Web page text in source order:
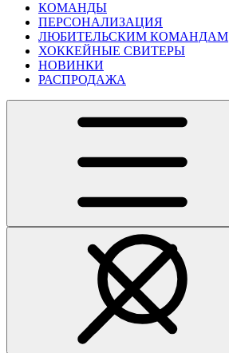
КОМАНДЫ
ПЕРСОНАЛИЗАЦИЯ
ЛЮБИТЕЛЬСКИМ КОМАНДАМ
ХОККЕЙНЫЕ СВИТЕРЫ
НОВИНКИ
РАСПРОДАЖА